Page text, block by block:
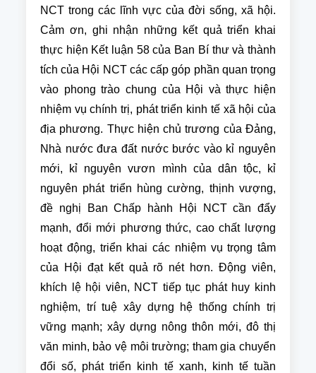
NCT trong các lĩnh vực của đời sống, xã hội.
Cảm ơn, ghi nhận những kết quả triển khai
thực hiện Kết luận 58 của Ban Bí thư và thành
tích của Hội NCT các cấp góp phần quan trọng
vào phong trào chung của Hội và thực hiện
nhiệm vụ chính trị, phát triển kinh tế xã hội của
địa phương. Thực hiện chủ trương của Đảng,
Nhà nước đưa đất nước bước vào kỉ nguyên
mới, kỉ nguyên vươn mình của dân tộc, kỉ
nguyên phát triển hùng cường, thịnh vượng,
đề nghị Ban Chấp hành Hội NCT cần đẩy
mạnh, đổi mới phương thức, cao chất lượng
hoạt động, triển khai các nhiệm vụ trọng tâm
của Hội đạt kết quả rõ nét hơn. Động viên,
khích lệ hội viên, NCT tiếp tục phát huy kinh
nghiệm, trí tuệ xây dựng hệ thống chính trị
vững mạnh; xây dựng nông thôn mới, đô thị
văn minh, bảo vệ môi trường; tham gia chuyển
đổi số, phát triển kinh tế xanh, kinh tế tuần